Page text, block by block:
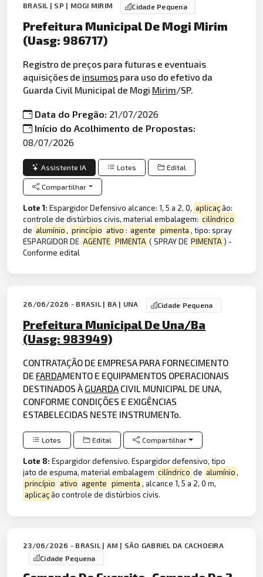
BRASIL | SP | MOGI MIRIM Cidade Pequena
Prefeitura Municipal De Mogi Mirim
(Uasg: 986717)
Registro de preços para futuras e eventuais
aquisições de insumos para uso do efetivo da
Guarda Civil Municipal de Mogi Mirim/SP.
Data do Pregão: 21/07/2026
Início do Acolhimento de Propostas:
08/07/2026
Assistente IA Lotes Edital
Compartilhar
Lote 1:Espargidor Defensivo alcance: 1, 5 a 2, 0, aplicação:
controle de distúrbios civis, material embalagem: cilíndrico
de alumínio, princípio ativo : agente pimenta , tipo: spray
ESPARGIDOR DE AGENTE PIMENTA ( SPRAY DE PIMENTA) -
Conforme edital
26/06/2026 - BRASIL | BA | UNA Cidade Pequena
Prefeitura Municipal De Una/Ba
(Uasg: 983949)
CONTRATAÇÃO DE EMPRESA PARA FORNECIMENTO
DE FARDAMENTO E EQUIPAMENTOS OPERACIONAIS
DESTINADOS À GUARDA CIVIL MUNICIPAL DE UNA,
CONFORME CONDIÇÕES E EXIGÊNCIAS
ESTABELECIDAS NESTE INSTRUMENTo.
Lotes Edital Compartilhar
Lote 8:Espargidor defensivo. Espargidor defensivo, tipo
jato de espuma, material embalagem cilíndrico de alumínio,
princípio ativo agente pimenta , alcance 1, 5 a 2, 0 m,
aplicação controle de distúrbios civis.
23/06/2026 - BRASIL | AM | SÃO GABRIEL DA CACHOEIRA
Cidade Pequena